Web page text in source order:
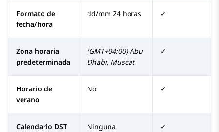
Formato de
fecha/hora
dd/mm 24 horas ✓
Zona horaria
predeterminada
(GMT+04:00) Abu
Dhabi, Muscat
✓
Horario de
verano
No ✓
Calendario DST
Ninguna ✓